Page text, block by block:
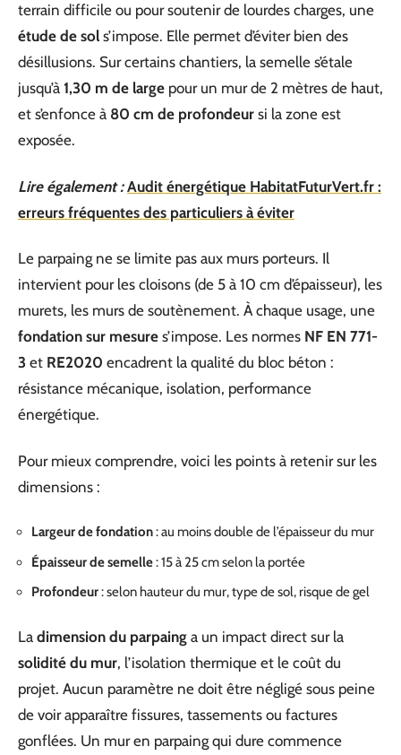
terrain difficile ou pour soutenir de lourdes charges, une
étude de sol s’impose. Elle permet d’éviter bien des
désillusions. Sur certains chantiers, la semelle s’étale
jusqu’à 1,30 m de large pour un mur de 2 mètres de haut,
et s’enfonce à 80 cm de profondeur si la zone est
exposée.
Lire également : Audit énergétique HabitatFuturVert.fr :
erreurs fréquentes des particuliers à éviter
Le parpaing ne se limite pas aux murs porteurs. Il
intervient pour les cloisons (de 5 à 10 cm d’épaisseur), les
murets, les murs de soutènement. À chaque usage, une
fondation sur mesure s’impose. Les normes NF EN 771-
3 et RE2020 encadrent la qualité du bloc béton :
résistance mécanique, isolation, performance
énergétique.
Pour mieux comprendre, voici les points à retenir sur les
dimensions :
Largeur de fondation: au moins double de l’épaisseur du mur
Épaisseur de semelle: 15 à 25 cm selon la portée
Profondeur: selon hauteur du mur, type de sol, risque de gel
La dimension du parpaing a un impact direct sur la
solidité du mur, l’isolation thermique et le coût du
projet. Aucun paramètre ne doit être négligé sous peine
de voir apparaître fissures, tassements ou factures
gonflées. Un mur en parpaing qui dure commence